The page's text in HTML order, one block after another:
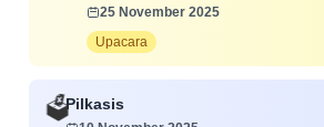
25 November 2025
Upacara
🗳️Pilkasis